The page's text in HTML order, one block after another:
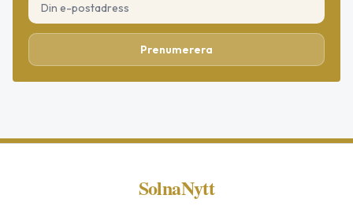
Prenumerera
SolnaNytt